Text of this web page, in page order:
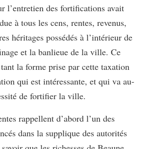
l’entretien des fortifications avait
à tous les cens, rentes, revenus,
héritages possédés à l’intérieur de
et la banlieue de la ville. Ce
tant la forme prise par cette taxation
qui est intéressante, et qui va au-
de fortifier la ville.
rappellent d’abord l’un des
dans la supplique des autorités